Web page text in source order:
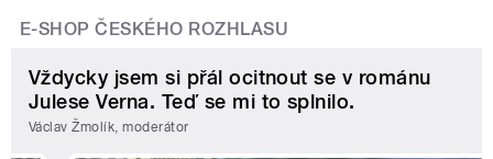
E-SHOP ČESKÉHO ROZHLASU
Vždycky jsem si přál ocitnout se v románu
Julese Verna. Teď se mi to splnilo.
Václav Žmolík, moderátor